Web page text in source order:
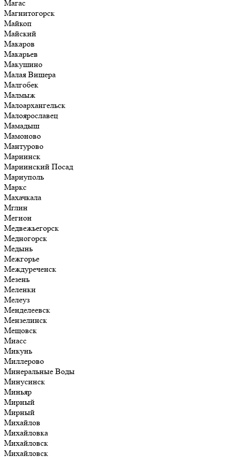
Магас
Магнитогорск
Майкоп
Майский
Макаров
Макарьев
Макушино
Малая Вишера
Малгобек
Малмыж
Малоархангельск
Малоярославец
Мамадыш
Мамоново
Мантурово
Мариинск
Мариинский Посад
Мариуполь
Маркс
Махачкала
Мглин
Мегион
Медвежьегорск
Медногорск
Медынь
Межгорье
Междуреченск
Мезень
Меленки
Мелеуз
Менделеевск
Мензелинск
Мещовск
Миасс
Микунь
Миллерово
Минеральные Воды
Минусинск
Миньяр
Мирный
Мирный
Михайлов
Михайловка
Михайловск
Михайловск